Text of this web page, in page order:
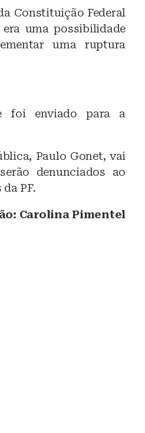
Constituição Federal
uma possibilidade
uma ruptura
foi enviado para a
Paulo Gonet, vai
denunciados ao
PF.
Carolina Pimentel